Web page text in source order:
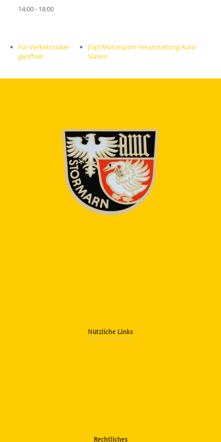
14:00 - 18:00
Für Verkehrsüber
geöffnet
[Gp] Motorsport-Veranstaltung Auto-
Slalom
Nützliche Links
—
—
—
Rechtliches